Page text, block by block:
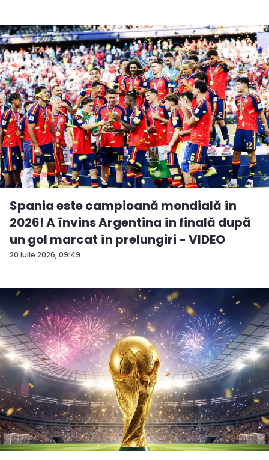
20 iulie 2026, 09:49
Spania este campioană mondială în
2026! A învins Argentina în finală după
un gol marcat în prelungiri - VIDEO